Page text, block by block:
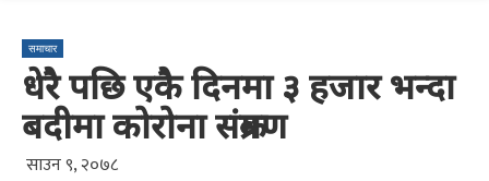
समाचार
धेरै पछि एकै दिनमा ३ हजार भन्दा
बदीमा कोरोना संक्रमण
साउन ९, २०७८